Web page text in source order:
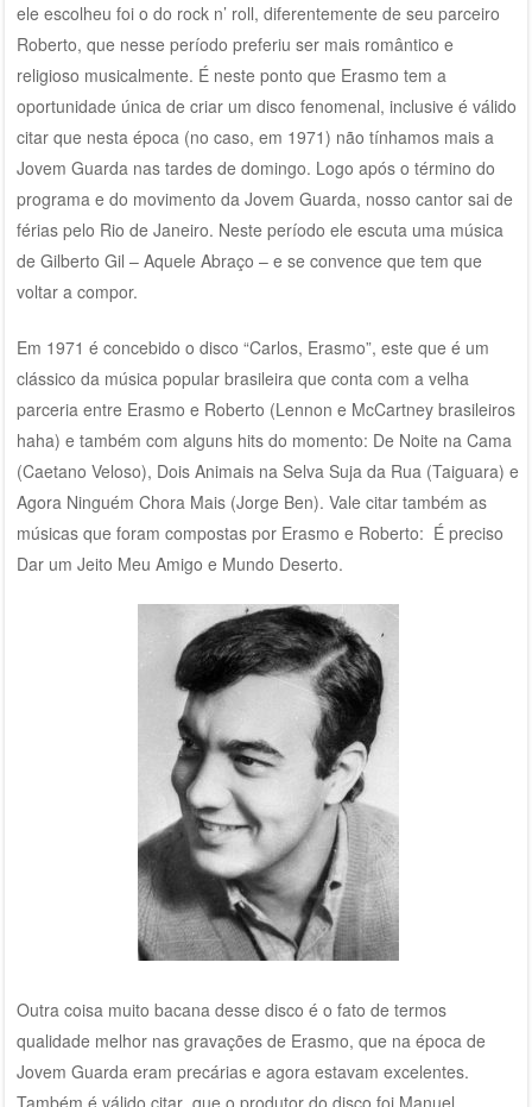
ele escolheu foi o do rock n’ roll, diferentemente de seu parceiro
Roberto, que nesse período preferiu ser mais romântico e
religioso musicalmente. É neste ponto que Erasmo tem a
oportunidade única de criar um disco fenomenal, inclusive é válido
citar que nesta época (no caso, em 1971) não tínhamos mais a
Jovem Guarda nas tardes de domingo. Logo após o término do
programa e do movimento da Jovem Guarda, nosso cantor sai de
férias pelo Rio de Janeiro. Neste período ele escuta uma música
de Gilberto Gil – Aquele Abraço – e se convence que tem que
voltar a compor.
Em 1971 é concebido o disco “Carlos, Erasmo”, este que é um
clássico da música popular brasileira que conta com a velha
parceria entre Erasmo e Roberto (Lennon e McCartney brasileiros
haha) e também com alguns hits do momento: De Noite na Cama
(Caetano Veloso), Dois Animais na Selva Suja da Rua (Taiguara) e
Agora Ninguém Chora Mais (Jorge Ben). Vale citar também as
músicas que foram compostas por Erasmo e Roberto: É preciso
Dar um Jeito Meu Amigo e Mundo Deserto.
Outra coisa muito bacana desse disco é o fato de termos
qualidade melhor nas gravações de Erasmo, que na época de
Jovem Guarda eram precárias e agora estavam excelentes.